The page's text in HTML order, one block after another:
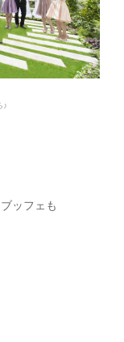
♪
ッフェも